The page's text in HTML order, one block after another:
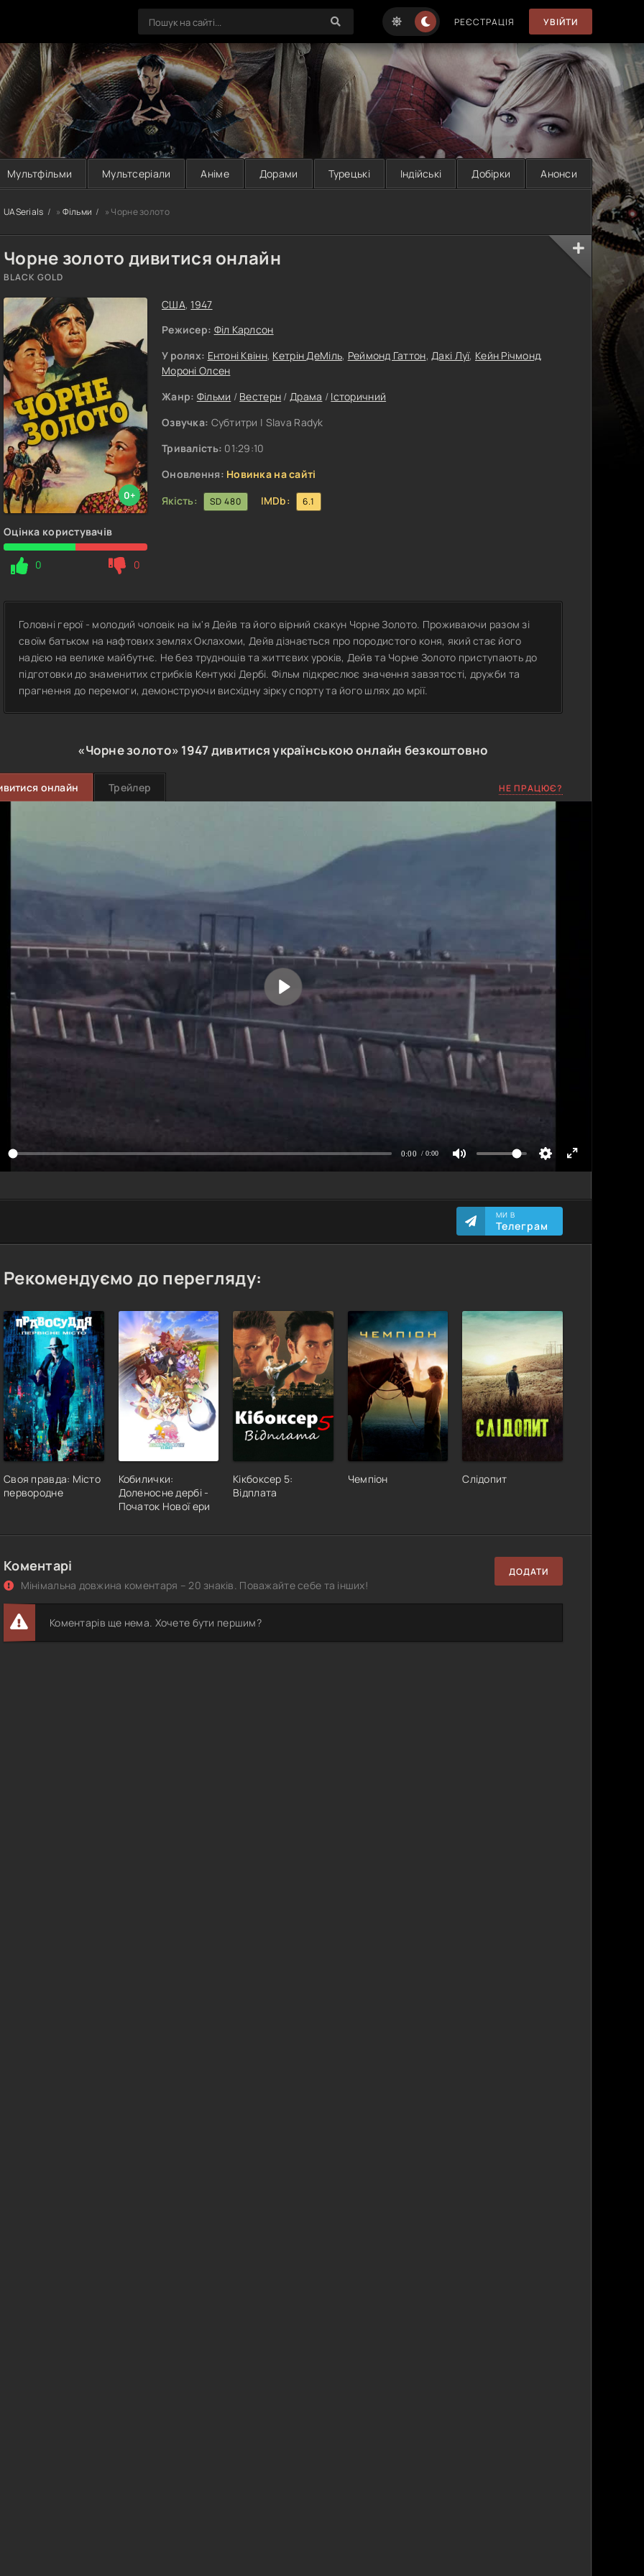
РЕЄСТРАЦІЯ УВІЙТИ
Мультфільми Мультсеріали Аніме Дорами Турецькі Індійські Добірки Анонси
UASerials » Фільми » Чорне золото
Чорне золото дивитися онлайн
BLACK GOLD
0+
Оцінка користувачів
0 0
США,1947
Режисер: Філ Карлсон
У ролях: Ентоні Квінн, Кетрін ДеМіль, Реймонд Гаттон,Дакі Луї, Кейн Річмонд,
Мороні Олсен
Жанр: Фільми / Вестерн /Драма / Історичний
Озвучка: Субтитри | Slava Radyk
Тривалість: 01:29:10
Оновлення: Новинка на сайті
Якість:
SD 480 IMDb: 6.1
Головні герої - молодий чоловік на ім'я Дейв та його вірний скакун Чорне Золото. Проживаючи разом зі
своїм батьком на нафтових землях Оклахоми, Дейв дізнається про породистого коня, який стає його
надією на велике майбутнє. Не без труднощів та життєвих уроків, Дейв та Чорне Золото приступають до
підготовки до знаменитих стрибків Кентуккі Дербі. Фільм підкреслює значення завзятості, дружби та
прагнення до перемоги, демонструючи висхідну зірку спорту та його шлях до мрії.
«Чорне золото» 1947дивитися українською онлайн безкоштовно
онлайн Трейлер НЕ ПРАЦЮЄ?
МИ В
Телеграм
Рекомендуємо до перегляду:
Своя правда: Місто
первородне
Кобилички:
Доленосне дербі -
Початок Нової ери
Кікбоксер 5:
Відплата
Чемпіон Слідопит
Коментарі
Мінімальна довжина коментаря – 20 знаків. Поважайте себе та інших!
ДОДАТИ
Коментарів ще нема. Хочете бути першим?